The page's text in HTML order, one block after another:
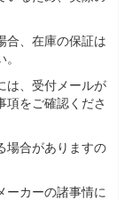
合、在庫の保証は
は、受付メールが
項をご確認くださ
場合がありますの
ーカーの諸事情に